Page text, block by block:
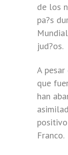
de los
pa?s
jud?os.
A
que
han
Franco.